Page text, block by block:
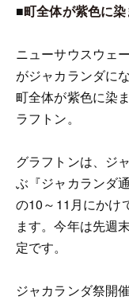
■町全体が紫色に
ニューサウスウェ
がジャカランダに
町全体が紫色に染
ラフトン。
グラフトンは、ジ
ぶ『ジャカランダ
の10～11月にかけ
ます。今年は先週
定です。
ジャカランダ祭開